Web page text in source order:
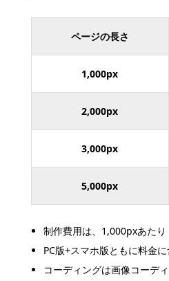
ページの長さ
1,000px
2,000px
3,000px
5,000px
制作費用は、1,000pxあた
PC版+スマホ版ともに料金に
コーディングは画像コーデ